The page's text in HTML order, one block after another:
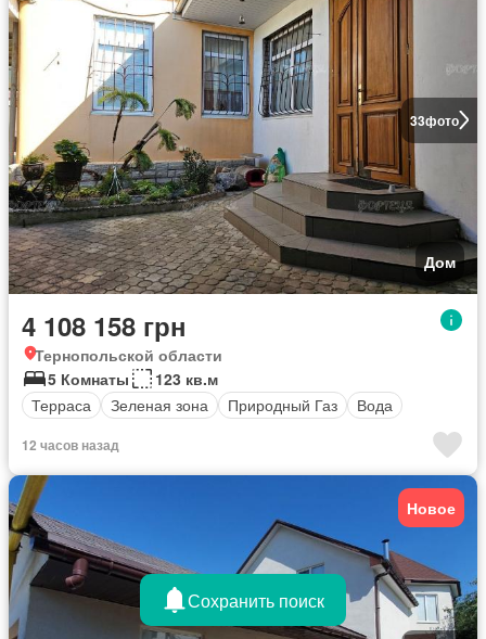
33фото
Дом
4 108 158 грн
Тернопольской области
5 Комнаты
123 кв.м
Терраса
Зеленая зона Природный Газ Вода
12 часов назад
Новое
Сохранить поиск